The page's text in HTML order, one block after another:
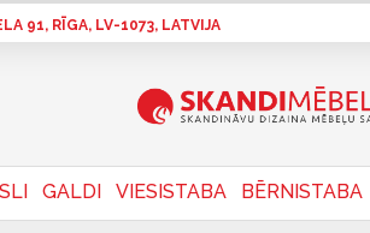
91, RĪGA, LV-1073, LATVIJA
GALDI VIESISTABA BĒRNISTABA